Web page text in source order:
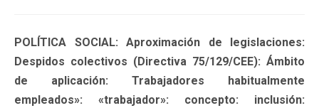
POLÍTICA SOCIAL: Aproximación de legislaciones:
Despidos colectivos (Directiva 75/129/CEE): Ámbito
de aplicación: Trabajadores habitualmente
empleados»: «trabajador»: concepto: inclusión: